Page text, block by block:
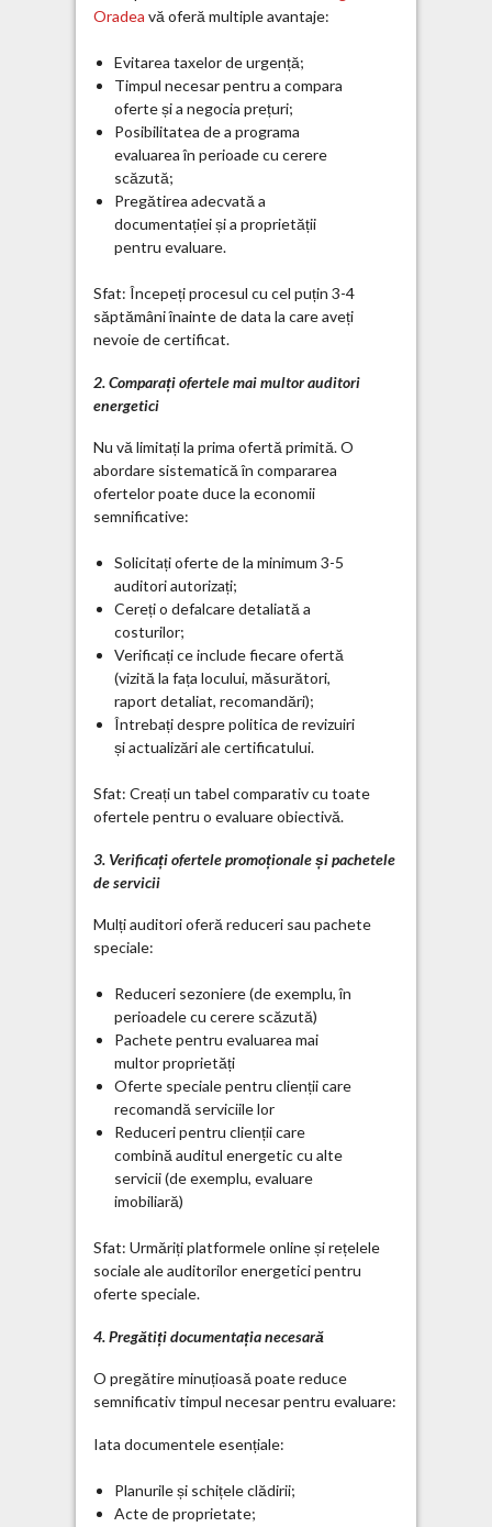
Oradea vă oferă multiple avantaje:
Evitarea taxelor de urgență;
Timpul necesar pentru a compara
oferte și a negocia prețuri;
Posibilitatea de a programa
evaluarea în perioade cu cerere
scăzută;
Pregătirea adecvată a
documentației și a proprietății
pentru evaluare.
Sfat: Începeți procesul cu cel puțin 3-4
săptămâni înainte de data la care aveți
nevoie de certificat.
2. Comparați ofertele mai multor auditori
energetici
Nu vă limitați la prima ofertă primită. O
abordare sistematică în compararea
ofertelor poate duce la economii
semnificative:
Solicitați oferte de la minimum 3-5
auditori autorizați;
Cereți o defalcare detaliată a
costurilor;
Verificați ce include fiecare ofertă
(vizită la fața locului, măsurători,
raport detaliat, recomandări);
Întrebați despre politica de revizuiri
și actualizări ale certificatului.
Sfat: Creați un tabel comparativ cu toate
ofertele pentru o evaluare obiectivă.
3. Verificați ofertele promoționale și pachetele
de servicii
Mulți auditori oferă reduceri sau pachete
speciale:
Reduceri sezoniere (de exemplu, în
perioadele cu cerere scăzută)
Pachete pentru evaluarea mai
multor proprietăți
Oferte speciale pentru clienții care
recomandă serviciile lor
Reduceri pentru clienții care
combină auditul energetic cu alte
servicii (de exemplu, evaluare
imobiliară)
Sfat: Urmăriți platformele online și rețelele
sociale ale auditorilor energetici pentru
oferte speciale.
4. Pregătiți documentația necesară
O pregătire minuțioasă poate reduce
semnificativ timpul necesar pentru evaluare:
Iata documentele esențiale:
Planurile și schițele clădirii;
Acte de proprietate;